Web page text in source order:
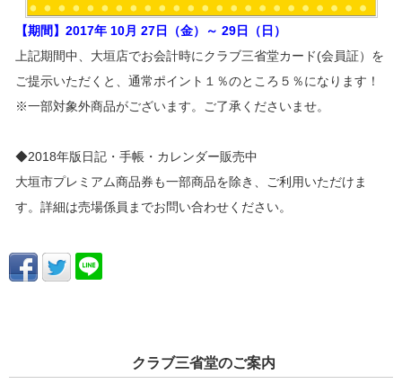
【期間】2017年 10月 27日（金）～ 29日（日）
上記期間中、大垣店でお会計時にクラブ三省堂カード(会員証）を
ご提示いただくと、通常ポイント１％のところ５％になります！
※一部対象外商品がございます。ご了承くださいませ。
◆2018年版日記・手帳・カレンダー販売中
大垣市プレミアム商品券も一部商品を除き、ご利用いただけま
す。詳細は売場係員までお問い合わせください。
クラブ三省堂のご案内